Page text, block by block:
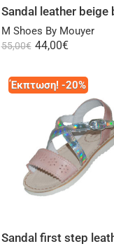
M Shoes By Mouyer
55,00€ 44,00€
Έκπτωση! -20%